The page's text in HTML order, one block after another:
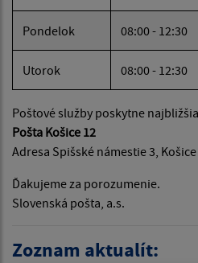
Pondelok 08:00 - 12:30
Utorok 08:00 - 12:30
Poštové služby poskytne
Pošta Košice 12
Adresa Spišské námestie 3, Košice
Ďakujeme za porozumenie.
Slovenská pošta, a.s.
Zoznam aktualít: